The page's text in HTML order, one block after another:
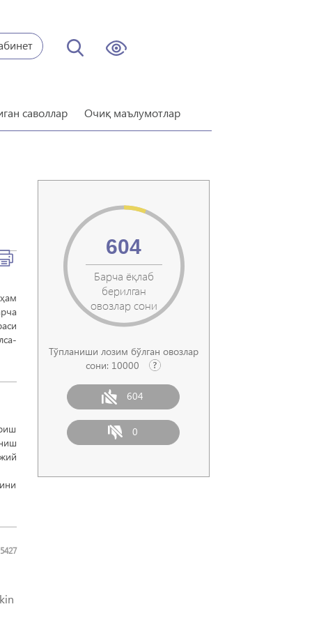
саволлар Очиқ маълумотлар
Барча ёқлаб
берилган
овозлар сони
604
Тўпланиши лозим бўлган овозлар
сони: 10000
604
0
5427